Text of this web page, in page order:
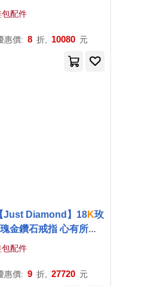
包配件
惠價: 8 折, 10080 元
Just Diamond】18K玫
瑰金鑽石戒指 心有所屬
)對戒_男戒(港圍) 18 玫
包配件
惠價: 9 折, 27720 元